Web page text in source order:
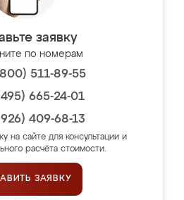
заявку
по номерам
511-89-55
665-24-01
409-68-13
на сайте для консультации и
расчёта стоимости.
ЗАЯВКУ